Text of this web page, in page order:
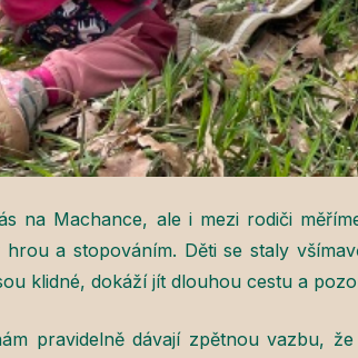
na Machance, ale i mezi rodiči
hrou a stopováním. Děti se staly
klidné, dokáží jít dlouhou cestu a
pravidelně dávají zpětnou vazbu,